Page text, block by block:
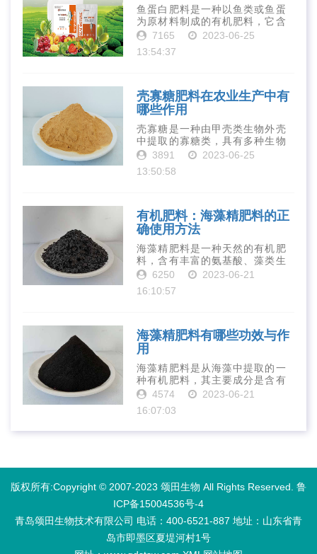
鱼蛋白肥料是一种以鱼类或鱼蛋
为原材料制成的有机肥料，它含
有丰富的营养物质，如氮、磷、
元素和植物生长因子。这些营养
7165
2023-06-25
13:54:37
壳寡糖肥料在农业生产中有
哪些作用
壳寡糖是一种由甲壳类生物外壳
中提取的寡糖类，具有多种生物
活性和营养价值。在农业生产
是作为一种新型的有机肥料，壳
3891
2023-06-25
13:50:58
有机肥料：海藻精肥料的正
确使用方法
海藻精肥料是一种天然的有机肥
料，含有丰富的氨基酸、藻类生
长素、维生素、微量元素、蛋白
力、促进植物生长、增强植物抗
6250
2023-06-21
16:10:57
海藻精肥料有哪些功效与作
用
海藻精肥料是从海藻中提取的一
种有机肥料，其主要成分是含有
丰富的微量元素、植物生长素、
有增强作物生长、促进植物根系
4574
2023-06-21
16:07:03
版权所有:Copyright © 2007-2023 颂田生物 All Rights Reserved. 鲁
ICP备15004536号-4
青岛颂田生物技术有限公司 电话：400-6521-887​ 地址：山东省青
岛市即墨区夏堤河村1号